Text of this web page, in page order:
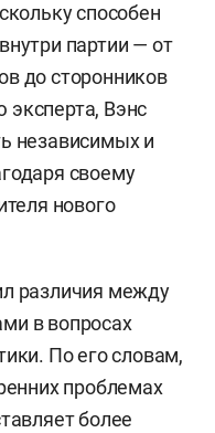
способен
партии — от
до сторонников
Вэнс
независимых и
своему
нового
различия между
в вопросах
По его словам,
проблемах
более